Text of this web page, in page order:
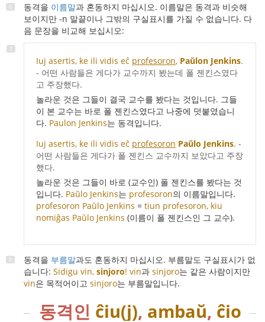
동격을 이름말과 혼동하지 마십시오. 이름말은 동격과 비슷해
보이지만 -n 말끝이나 그밖의 구실표시를 가질 수 없습니다. 다
음 문장을 비교해 보십시오:
Iuj asertis, ke ili vidis eĉ profesoron, Paŭlon Jenkins.
- 어떤 사람들은 게다가 교수까지 봤는데 폴 젠킨스였다
고 주장했다.
놀라운 것은 그들이 결국 교수를 봤다는 것입니다. 그들
이 본 교수는 바로 폴 젠킨스였다고 나중에 덧붙였습니
다. Paulon Jenkins는 동격입니다.
Iuj asertis, ke ili vidis eĉ profesoron Paŭlo Jenkins. -
어떤 사람들은 게다가 폴 젠킨스 교수까지 보았다고 주장
했다.
놀라운 것은 그들이 바로 (교수인) 폴 젠킨스를 봤다는 것
입니다. Paŭlo Jenkins는 profesoron의 이름말입니다.
profesoron Paŭlo Jenkins = tiun profesoron, kiu
nomiĝas Paŭlo Jenkins (이름이 폴 젠킨스인 그 교수).
동격을 부름말과도 혼동하지 마십시오. 부름말도 구실표시가 없
습니다: Sidigu vin, sinjoro! vin과 sinjoro는 같은 사람이지만
vin은 목적어이고 sinjoro는 부름말입니다.
동격인 ĉiu(j), ambaŭ, ĉio